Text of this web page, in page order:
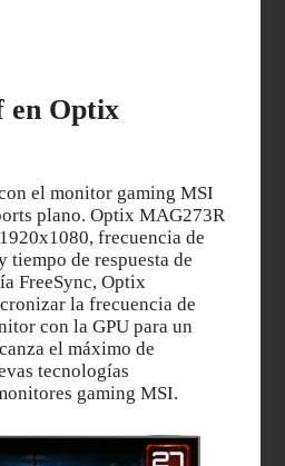
en Optix
el monitor gaming MSI
plano. Optix MAG273R
frecuencia de
de respuesta de
FreeSync, Optix
la frecuencia de
con la GPU para un
el máximo de
tecnologías
gaming MSI.